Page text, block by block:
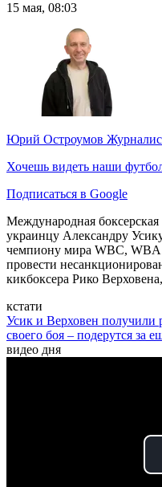
15 мая, 08:03
Юрий Остроумов
Хочешь видеть наши
Подписаться в Google
Международная
украинцу Александру
чемпиону мира WBC, WBA
провести
кикбоксера Рико
кстати
Усик и Верховен получили
своего боя – подерутся за
видео дня